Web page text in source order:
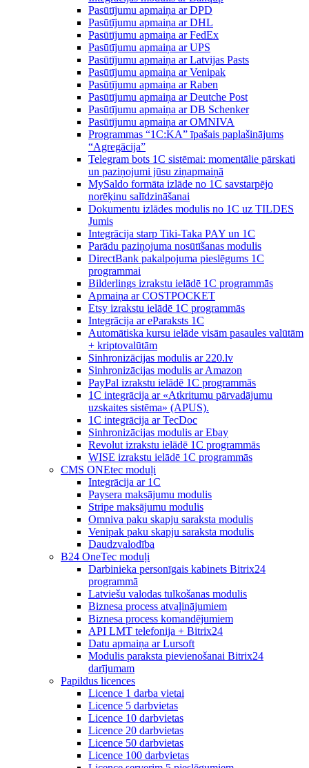
Pasūtījumu apmaiņa ar DPD
Pasūtījumu apmaiņa ar DHL
Pasūtījumu apmaiņa ar FedEx
Pasūtījumu apmaiņa ar UPS
Pasūtījumu apmaiņa ar Latvijas Pasts
Pasūtījumu apmaiņa ar Venipak
Pasūtījumu apmaiņa ar Raben
Pasūtījumu apmaiņa ar Deutche Post
Pasūtījumu apmaiņa ar DB Schenker
Pasūtījumu apmaiņa ar OMNIVA
Programmas “1C:KA” īpašais paplašinājums
“Agregācija”
Telegram bots 1C sistēmai: momentālie pārskati
un paziņojumi jūsu ziņapmaiņā
MySaldo formāta izlāde no 1C savstarpējo
norēķinu salīdzināšanai
Dokumentu izlādes modulis no 1C uz TILDES
Jumis
Integrācija starp Tiki-Taka PAY un 1C
Parādu paziņojuma nosūtīšanas modulis
DirectBank pakalpojuma pieslēgums 1C
programmai
Bilderlings izrakstu ielādē 1C programmās
Apmaiņa ar COSTPOCKET
Etsy izrakstu ielādē 1C programmās
Integrācija ar eParaksts 1C
Automātiska kursu ielāde visām pasaules valūtām
+ kriptovalūtām
Sinhronizācijas modulis ar 220.lv
Sinhronizācijas modulis ar Amazon
PayPal izrakstu ielādē 1C programmās
1C integrācija ar «Atkritumu pārvadājumu
uzskaites sistēma» (APUS).
1C integrācija ar TecDoc
Sinhronizācijas modulis ar Ebay
Revolut izrakstu ielādē 1C programmās
WISE izrakstu ielādē 1C programmās
CMS ONEtec moduļi
Integrācija ar 1C
Paysera maksājumu modulis
Stripe maksājumu modulis
Omniva paku skapju saraksta modulis
Venipak paku skapju saraksta modulis
Daudzvalodība
B24 OneTec moduļi
Darbinieka personīgais kabinets Bitrix24
programmā
Latviešu valodas tulkošanas modulis
Biznesa process atvaļinājumiem
Biznesa process komandējumiem
API LMT telefonija + Bitrix24
Datu apmaiņa ar Lursoft
Modulis paraksta pievienošanai Bitrix24
darījumam
Papildus licences
Licence 1 darba vietai
Licence 5 darbvietas
Licence 10 darbvietas
Licence 20 darbvietas
Licence 50 darbvietas
Licence 100 darbvietas